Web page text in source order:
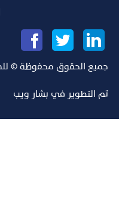
جميع الحقوق محفوظة ©
تم التطوير في بشار ويب